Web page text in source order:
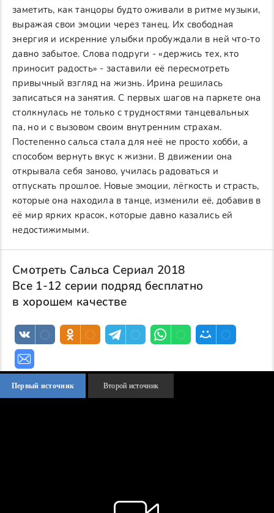
заметить, как танцоры будто оживали в ритме музыки,
выражая свои эмоции через танец. Их свободная
энергия и искренние улыбки пробуждали в ней что-то
давно забытое. Слова подруги - «держись тех, кто
приносит радость» - заставили её пересмотреть
привычный взгляд на жизнь. Ирина решилась
записаться на занятия. С первых шагов на паркете она
столкнулась не только с трудностями танцевальных
па, но и с вызовом своим внутренним страхам.
Постепенно сальса стала для неё не просто хобби, а
способом вернуть вкус к жизни. В движении она
открывала себя заново, училась радоваться и
отпускать прошлое. Новые эмоции, лёгкость и страсть,
которые она находила в танце, изменили её, добавив в
её мир ярких красок, которые давно казались ей
недостижимыми.
Смотреть Сальса Сериал 2018
Все 1-12 серии подряд бесплатно
в хорошем качестве
Первый источник Второй источник